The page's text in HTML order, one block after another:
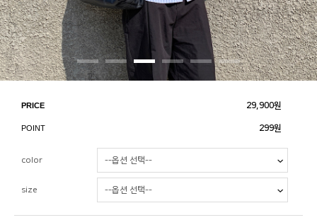
PRICE 29,900원
POINT 299원
color
size